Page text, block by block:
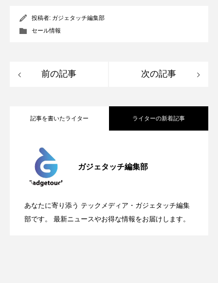
投稿者: ガジェタッチ編集部
セール情報
前の記事 次の記事
記事を書いたライター ライターの新着記事
ガジェタッチ編集部
あなたに寄り添う テックメディア・ガジェタッチ編集
部です。 最新ニュースやお得な情報をお届けします。
2026.05.04
登場
2026.04.24
Directに動いた理由、担当者も答えられな
2026.04.23 OpenMic Insight：AFEELA開発中止で見